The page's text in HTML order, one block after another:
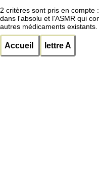
2 critères sont pris en compte
dans l'absolu et l'ASMR qui
autres médicaments existants.
Accueil lettre A